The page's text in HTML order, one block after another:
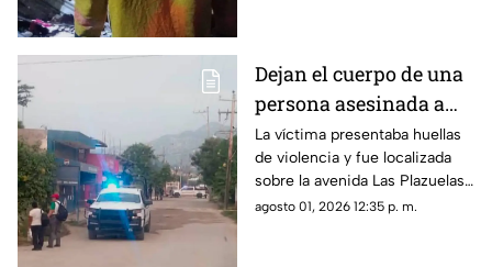
Dejan el cuerpo de una
persona asesinada a
balazos en la Sabana
La víctima presentaba huellas
de violencia y fue localizada
sobre la avenida Las Plazuelas
durante la madrugada.
agosto 01, 2026 12:35 p. m.